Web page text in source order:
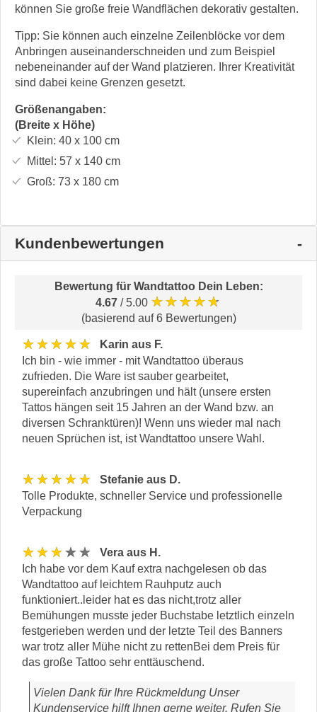
können Sie große freie Wandflächen dekorativ gestalten.
Tipp: Sie können auch einzelne Zeilenblöcke vor dem
Anbringen auseinanderschneiden und zum Beispiel
nebeneinander auf der Wand platzieren. Ihrer Kreativität
sind dabei keine Grenzen gesetzt.
Größenangaben:
(Breite x Höhe)
Klein: 40 x 100cm
Mittel: 57 x 140cm
Groß: 73 x 180cm
Kundenbewertungen
Bewertung für Wandtattoo Dein Leben:
4.67 / 5.00 ★★★★★
(basierend auf 6 Bewertungen)
★★★★★
Karin aus F.
Ich bin - wie immer - mit Wandtattoo überaus
zufrieden. Die Ware ist sauber gearbeitet,
supereinfach anzubringen und hält (unsere ersten
Tattos hängen seit 15 Jahren an der Wand bzw. an
diversen Schranktüren)! Wenn uns wieder mal nach
neuen Sprüchen ist, ist Wandtattoo unsere Wahl.
★★★★★
Stefanie aus D.
Tolle Produkte, schneller Service und professionelle
Verpackung
★★★★★
Vera aus H.
Ich habe vor dem Kauf extra nachgelesen ob das
Wandtattoo auf leichtem Rauhputz auch
funktioniert..leider hat es das nicht,trotz aller
Bemühungen musste jeder Buchstabe letztlich einzeln
festgerieben werden und der letzte Teil des Banners
war trotz aller Mühe nicht zu rettenBei dem Preis für
das große Tattoo sehr enttäuschend.
Vielen Dank für Ihre Rückmeldung Unser
Kundenservice hilft Ihnen gerne weiter. Rufen Sie